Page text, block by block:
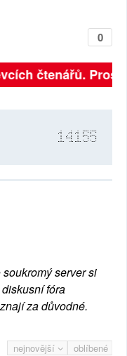
0
čtenářů.
14155
server si
fóra
za důvodné.
nejnovější oblíbené